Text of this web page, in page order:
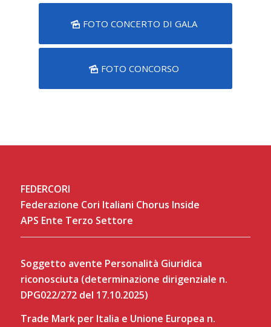
FOTO CONCERTO DI GALA
FOTO CONCORSO
FEDERCORI
Federazione Cori Italiani Chorus Inside
APS Ente Terzo Settore
Soggetto avente Personalità Giuridica
riconosciuta (determinazione dirigenziale n.
DPG022/272 del 17.10.2025)
Trade Mark per Italia e Unione Europea n.